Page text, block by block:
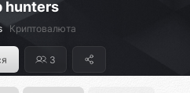
hunters
Криптовалюта
3